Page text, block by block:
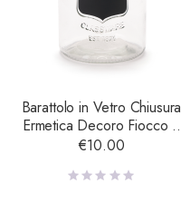
Barattolo in Vetro Chiusura
Ermetica Decoro Fiocco e
Lavagna – Piccolo
€10.00